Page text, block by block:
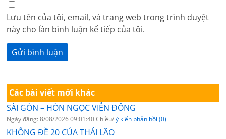
Lưu tên của tôi, email, và trang web trong trình duyệt
này cho lần bình luận kế tiếp của tôi.
Các bài viết mới khác
SÀI GÒN – HÒN NGỌC VIỄN ĐÔNG
Ngày đăng: 8/08/2026 09:01:40 Chiều/ý kiến phản hồi (0)
KHÔNG ĐỀ 20 CỦA THÁI LÃO